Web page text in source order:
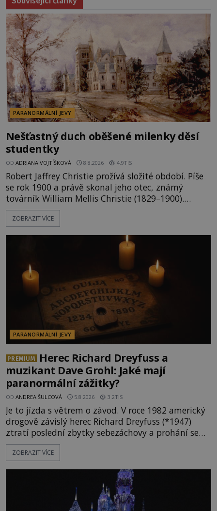
PARANORMÁLNÍ JEVY
Nešťastný duch oběšené milenky děsí
studentky
OD ADRIANA VOJTÍŠKOVÁ 8.8.2026 4.9TIS
Robert Jaffrey Christie prožívá složité období. Píše
se rok 1900 a právě skonal jeho otec, známý
továrník William Mellis Christie (1829–1900).
Smutná událost je ale doprovázena ohromným
dědictvím... Robertu připadne rodinné sídlo v
ta, na niž přijde Robert, by jen tak někoho
ZOBRAZIT VÍCE
PARANORMÁLNÍ JEVY
PREMIUM
Herec Richard Dreyfuss a
muzikant Dave Grohl: Jaké mají
paranormální zážitky?
OD ANDREA ŠULCOVÁ 5.8.2026 3.2TIS
Je to jízda s větrem o závod. V roce 1982 americký
drogově závislý herec Richard Dreyfuss (*1947)
ztratí poslední zbytky sebezáchovy a prohání se
po silnicích ve svém mercedesu jako utržený ze
řetězu. Vše vyvrcholí katastrofou, když to Dreyfuss
následně nalezne schovaný kokain. Tímto
momentem se slavnému
ZOBRAZIT VÍCE